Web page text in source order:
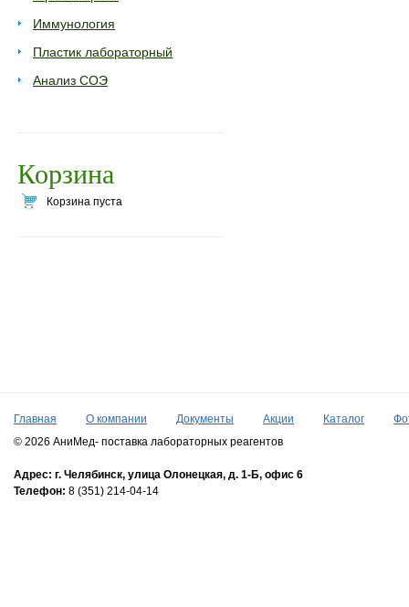
Иммунология
Пластик лабораторный
Анализ СОЭ
Корзина
Корзина пуста
Главная О компании Документы Акции Каталог
© 2026 АниМед- поставка лабораторных реагентов
Адрес: г. Челябинск, улица Олонецкая, д. 1-Б, офис 6
Телефон: 8 (351) 214-04-14